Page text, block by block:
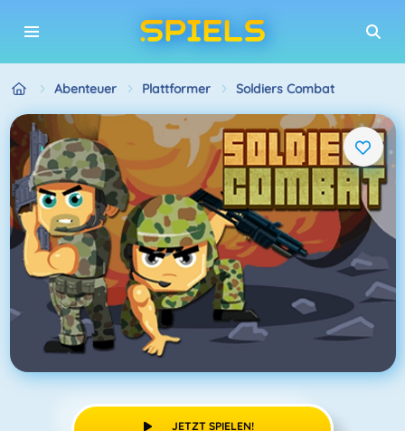
Abenteuer Plattformer Soldiers Combat
JETZT SPIELEN!